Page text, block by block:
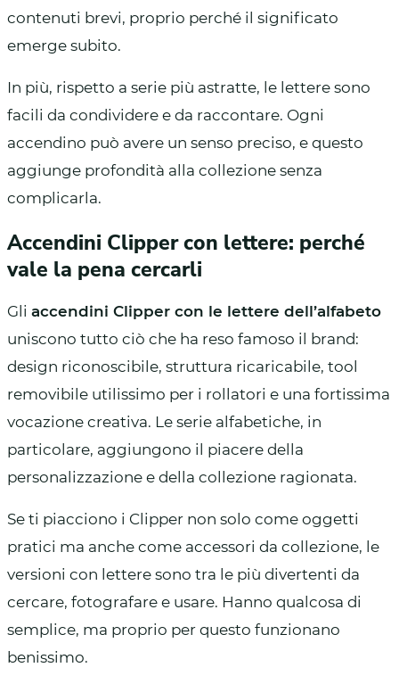
contenuti brevi, proprio perché il significato
emerge subito.
In più, rispetto a serie più astratte, le lettere sono
facili da condividere e da raccontare. Ogni
accendino può avere un senso preciso, e questo
aggiunge profondità alla collezione senza
complicarla.
Accendini Clipper con lettere: perché
vale la pena cercarli
Gli accendini Clipper con le lettere dell’alfabeto
uniscono tutto ciò che ha reso famoso il brand:
design riconoscibile, struttura ricaricabile, tool
removibile utilissimo per i rollatori e una fortissima
vocazione creativa. Le serie alfabetiche, in
particolare, aggiungono il piacere della
personalizzazione e della collezione ragionata.
Se ti piacciono i Clipper non solo come oggetti
pratici ma anche come accessori da collezione, le
versioni con lettere sono tra le più divertenti da
cercare, fotografare e usare. Hanno qualcosa di
semplice, ma proprio per questo funzionano
benissimo.